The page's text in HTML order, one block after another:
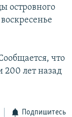
островного
что
200 лет назад
Подпишитесь